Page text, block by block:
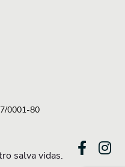
0001-80
salva vidas.